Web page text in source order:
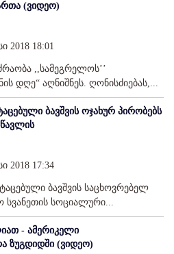
(ვიდეო)
2018 18:01
,,სამეგრელოს’’
დღე“ აღნიშნეს. ღონისძიებას,...
ბავშვის ოჯახურ პირობებს
2018 17:34
ბავშვის საცხოვრებელ
სვანეთის სოციალური...
- ამერიკელი
ზუგდიდში (ვიდეო)